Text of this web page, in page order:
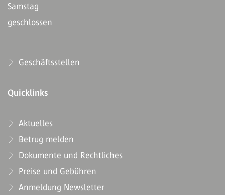
Samstag
geschlossen
Geschäftsstellen
Quicklinks
Aktuelles
Betrug melden
Dokumente und Rechtliches
Preise und Gebühren
Anmeldung Newsletter